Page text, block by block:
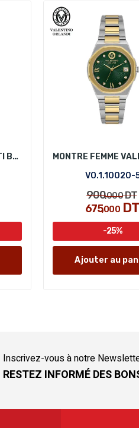
MONTRE FEMME BIGOTTI BG.1.10527-1
VO.1.10020-
900,000DT
675,000DT
-25%
Ajouter au
Inscrivez-vous à notre
RESTEZ INFORMÉ DES